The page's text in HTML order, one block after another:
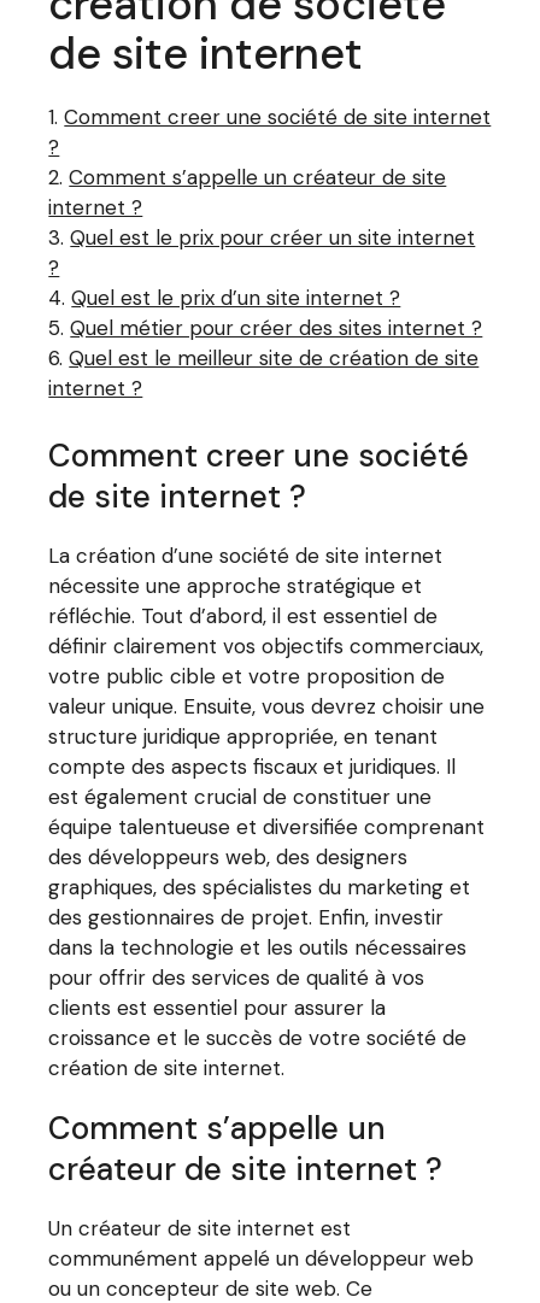
de site internet
Comment creer une société de site internet
?
Comment s’appelle un créateur de site
internet ?
Quel est le prix pour créer un site internet
?
Quel est le prix d’un site internet ?
Quel métier pour créer des sites internet ?
Quel est le meilleur site de création de site
internet ?
Comment creer une société
de site internet ?
La création d’une société de site internet
nécessite une approche stratégique et
réfléchie. Tout d’abord, il est essentiel de
définir clairement vos objectifs commerciaux,
votre public cible et votre proposition de
valeur unique. Ensuite, vous devrez choisir une
structure juridique appropriée, en tenant
compte des aspects fiscaux et juridiques. Il
est également crucial de constituer une
équipe talentueuse et diversifiée comprenant
des développeurs web, des designers
graphiques, des spécialistes du marketing et
des gestionnaires de projet. Enfin, investir
dans la technologie et les outils nécessaires
pour offrir des services de qualité à vos
clients est essentiel pour assurer la
croissance et le succès de votre société de
création de site internet.
Comment s’appelle un
créateur de site internet ?
Un créateur de site internet est
communément appelé un développeur web
ou un concepteur de site web. Ce